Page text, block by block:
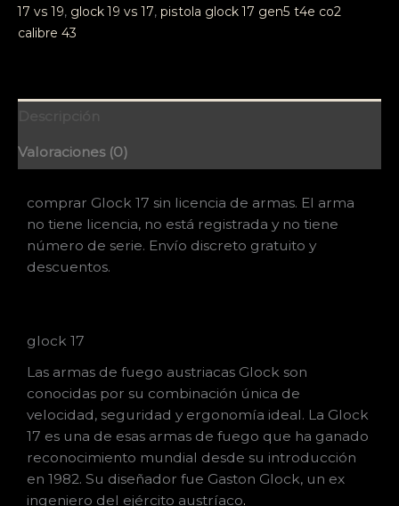
17 vs 19, glock 19 vs 17, pistola glock 17 gen5 t4e co2
calibre 43
Valoraciones (0)
comprar Glock 17 sin licencia de armas. El arma
no tiene licencia, no está registrada y no tiene
número de serie. Envío discreto gratuito y
descuentos.
glock 17
Las armas de fuego austriacas Glock son
conocidas por su combinación única de
velocidad, seguridad y ergonomía ideal. La Glock
17 es una de esas armas de fuego que ha ganado
reconocimiento mundial desde su introducción
en 1982. Su diseñador fue Gaston Glock, un ex
ingeniero del ejército austríaco.